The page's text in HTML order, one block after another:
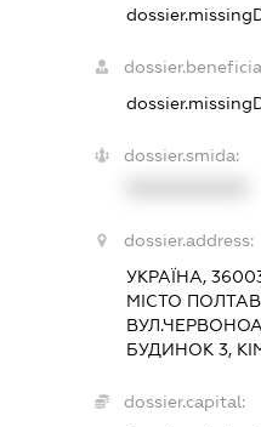
dossier.smida:
dossier.address:
УКРАЇНА,
МІСТО
БУДИНОК 3,
dossier.capital: